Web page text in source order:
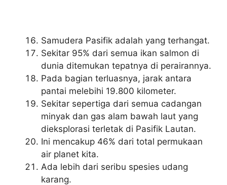
Samudera Pasifik adalah yang terhangat.
Sekitar 95% dari semua ikan salmon di
dunia ditemukan tepatnya di perairannya.
Pada bagian terluasnya, jarak antara
pantai melebihi 19.800 kilometer.
Sekitar sepertiga dari semua cadangan
minyak dan gas alam bawah laut yang
dieksplorasi terletak di Pasifik Lautan.
Ini mencakup 46% dari total permukaan
air planet kita.
Ada lebih dari seribu spesies udang
karang.